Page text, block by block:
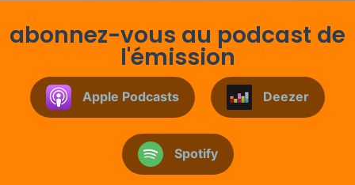
abonnez-vous au podcast de
l'émission
Apple Podcasts Deezer
Spotify